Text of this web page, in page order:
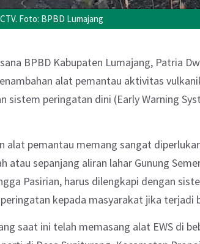
Foto: BPBD Lumajang
BPBD Kabupaten Lumajang, Patria
alat pemantau aktivitas
sistem peringatan dini (Early Warning
alat pemantau memang sangat
atau sepanjang aliran lahar Gunung
Pasirian, harus dilengkapi dengan
kepada masyarakat jika terjadi
saat ini telah memasang alat EWS di